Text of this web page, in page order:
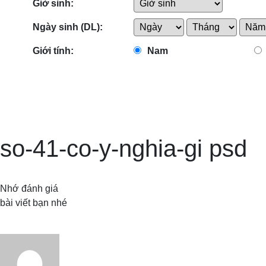
Giờ sinh:
Ngày sinh (DL):
Giới tính: Nam
so-41-co-y-nghia-gi psd
Nhớ đánh giá
bài viết bạn nhé